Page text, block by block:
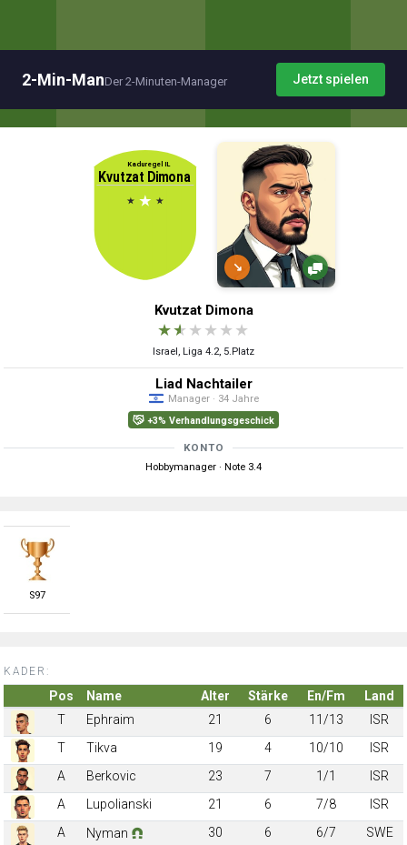
2-Min-ManDer 2-Minuten-Manager Jetzt spielen
↘
Kvutzat Dimona
★★ ★ ★ ★ ★
Israel, Liga 4.2, 5.Platz
Liad Nachtailer
Manager · 34 Jahre
+3% Verhandlungsgeschick
KONTO
Hobbymanager · Note 3.4
S97
KADER:
Pos Name Alter Stärke En/Fm
Land
T
Ephraim 21 6 11/13
ISR
T
Tikva 19 4 10/10
ISR
A
Berkovic 23 7 1/1
ISR
A
Lupolianski 21 6 7/8
ISR
A
Nyman 30 6 6/7
SWE